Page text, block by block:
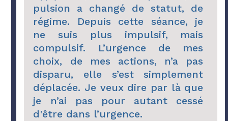
pulsion a changé de statut, de
régime. Depuis cette séance, je
ne suis plus impulsif, mais
compulsif. L’urgence de mes
choix, de mes actions, n’a pas
disparu, elle s’est simplement
déplacée. Je veux dire par là que
je n’ai pas pour autant cessé
d'être dans l’urgence.